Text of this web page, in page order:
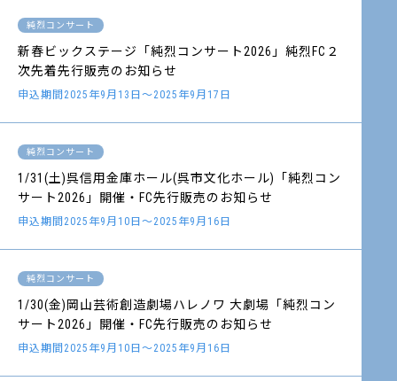
純烈コンサート
新春ビックステージ「純烈コンサート2026」純烈FC２
次先着先行販売のお知らせ
申込期間2025年9月13日～2025年9月17日
純烈コンサート
1/31(土)呉信用金庫ホール(呉市文化ホール)「純烈コン
サート2026」開催・FC先行販売のお知らせ
申込期間2025年9月10日～2025年9月16日
純烈コンサート
1/30(金)岡山芸術創造劇場ハレノワ 大劇場「純烈コン
サート2026」開催・FC先行販売のお知らせ
申込期間2025年9月10日～2025年9月16日